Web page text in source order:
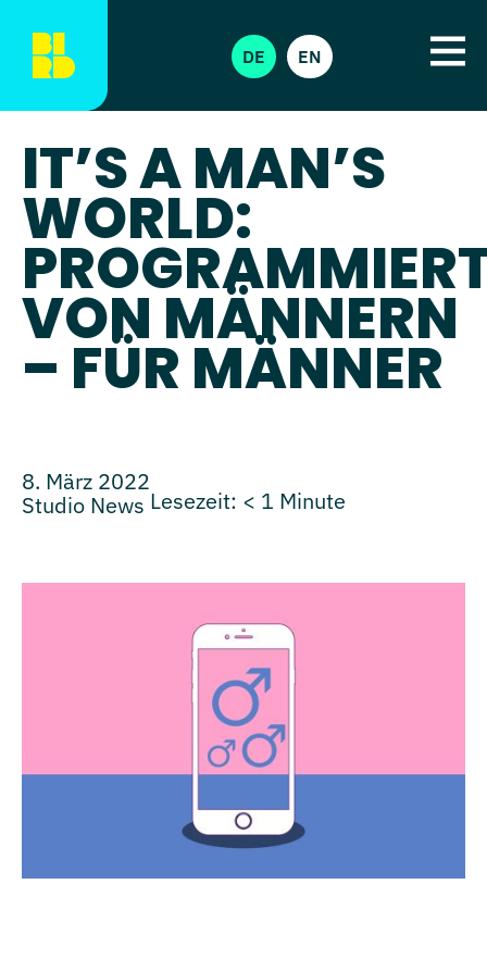
DE EN
IT’S A MAN’S
WORLD:
VON MÄNNERN
– FÜR MÄNNER
8. März 2022
Studio News Lesezeit: < 1 Minute